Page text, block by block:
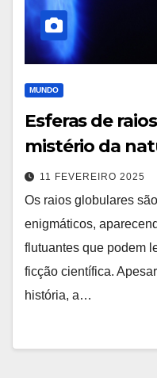
MUNDO
Esferas de
mistério da
11 FEVEREIRO 2025
Os raios globulares
enigmáticos,
flutuantes que podem
ficção científica.
história, a…